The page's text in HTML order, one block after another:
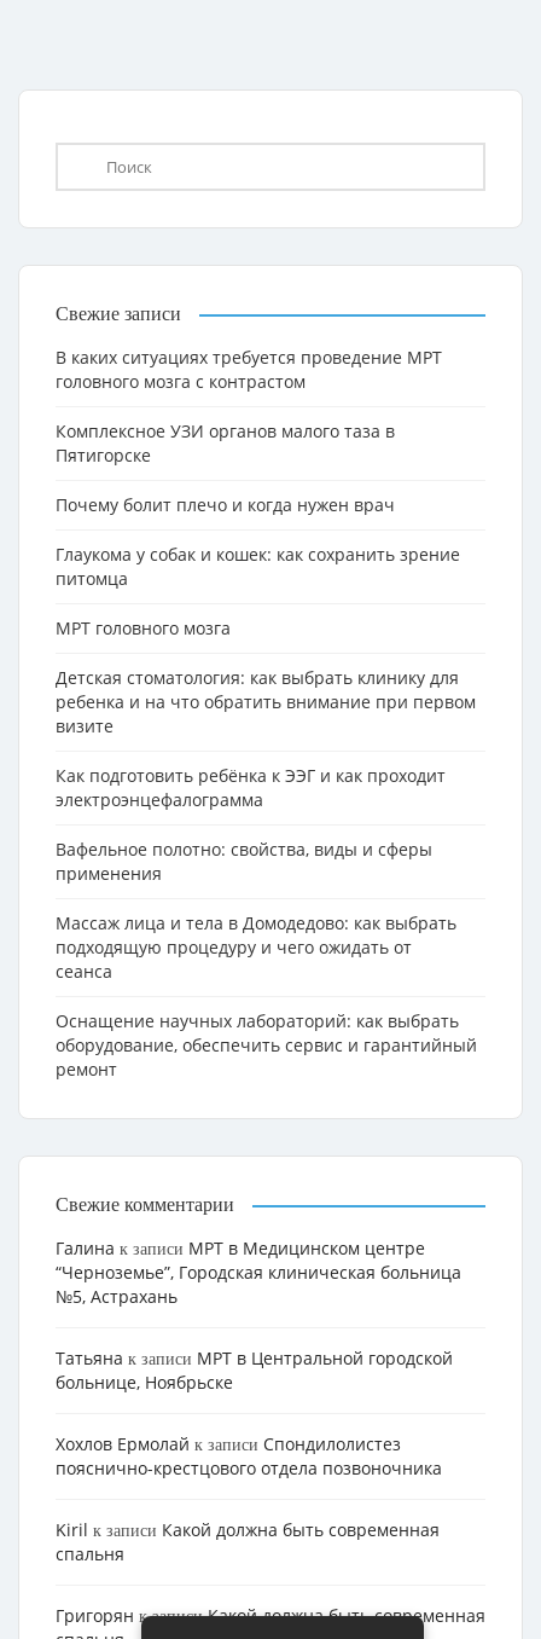
Свежие записи
В каких ситуациях требуется проведение МРТ
головного мозга с контрастом
Комплексное УЗИ органов малого таза в
Пятигорске
Почему болит плечо и когда нужен врач
Глаукома у собак и кошек: как сохранить зрение
питомца
МРТ головного мозга
Детская стоматология: как выбрать клинику для
ребенка и на что обратить внимание при первом
визите
Как подготовить ребёнка к ЭЭГ и как проходит
электроэнцефалограмма
Вафельное полотно: свойства, виды и сферы
применения
Массаж лица и тела в Домодедово: как выбрать
подходящую процедуру и чего ожидать от
сеанса
Оснащение научных лабораторий: как выбрать
оборудование, обеспечить сервис и гарантийный
ремонт
Свежие комментарии
Галина к записи МРТ в Медицинском центре
“Черноземье”, Городская клиническая больница
№5, Астрахань
Татьяна к записи МРТ в Центральной городской
больнице, Ноябрьске
Хохлов Ермолай к записи Cпондилолистез
пояснично-крестцового отдела позвоночника
Kiril к записи Какой должна быть современная
спальня
Григорян к записиКакой должна быть современная